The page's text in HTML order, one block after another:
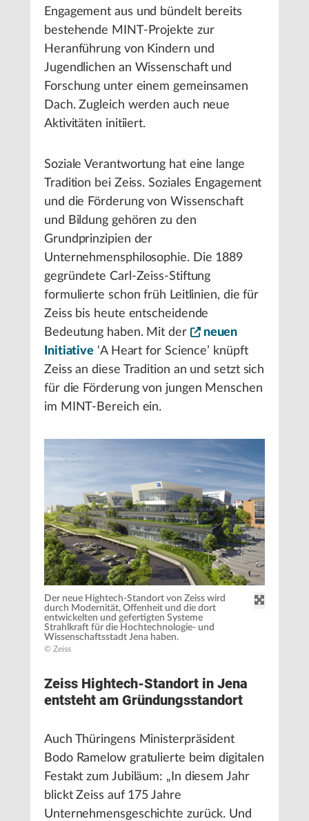
Engagement aus und bündelt bereits
bestehende MINT-Projekte zur
Heranführung von Kindern und
Jugendlichen an Wissenschaft und
Forschung unter einem gemeinsamen
Dach. Zugleich werden auch neue
Aktivitäten initiiert.
Soziale Verantwortung hat eine lange
Tradition bei Zeiss. Soziales Engagement
und die Förderung von Wissenschaft
und Bildung gehören zu den
Grundprinzipien der
Unternehmensphilosophie. Die 1889
gegründete Carl-Zeiss-Stiftung
formulierte schon früh Leitlinien, die für
Zeiss bis heute entscheidende
Bedeutung haben. Mit der
neuen
Initiative ‘A Heart for Science’ knüpft
Zeiss an diese Tradition an und setzt sich
für die Förderung von jungen Menschen
im MINT-Bereich ein.
Der neue Hightech-Standort von Zeiss wird
durch Modernität, Offenheit und die dort
entwickelten und gefertigten Systeme
Strahlkraft für die Hochtechnologie- und
Wissenschaftsstadt Jena haben.
© Zeiss
Zeiss Hightech-Standort in Jena
entsteht am Gründungsstandort
Auch Thüringens Ministerpräsident
Bodo Ramelow gratulierte beim digitalen
Festakt zum Jubiläum: „In diesem Jahr
blickt Zeiss auf 175 Jahre
Unternehmensgeschichte zurück. Und